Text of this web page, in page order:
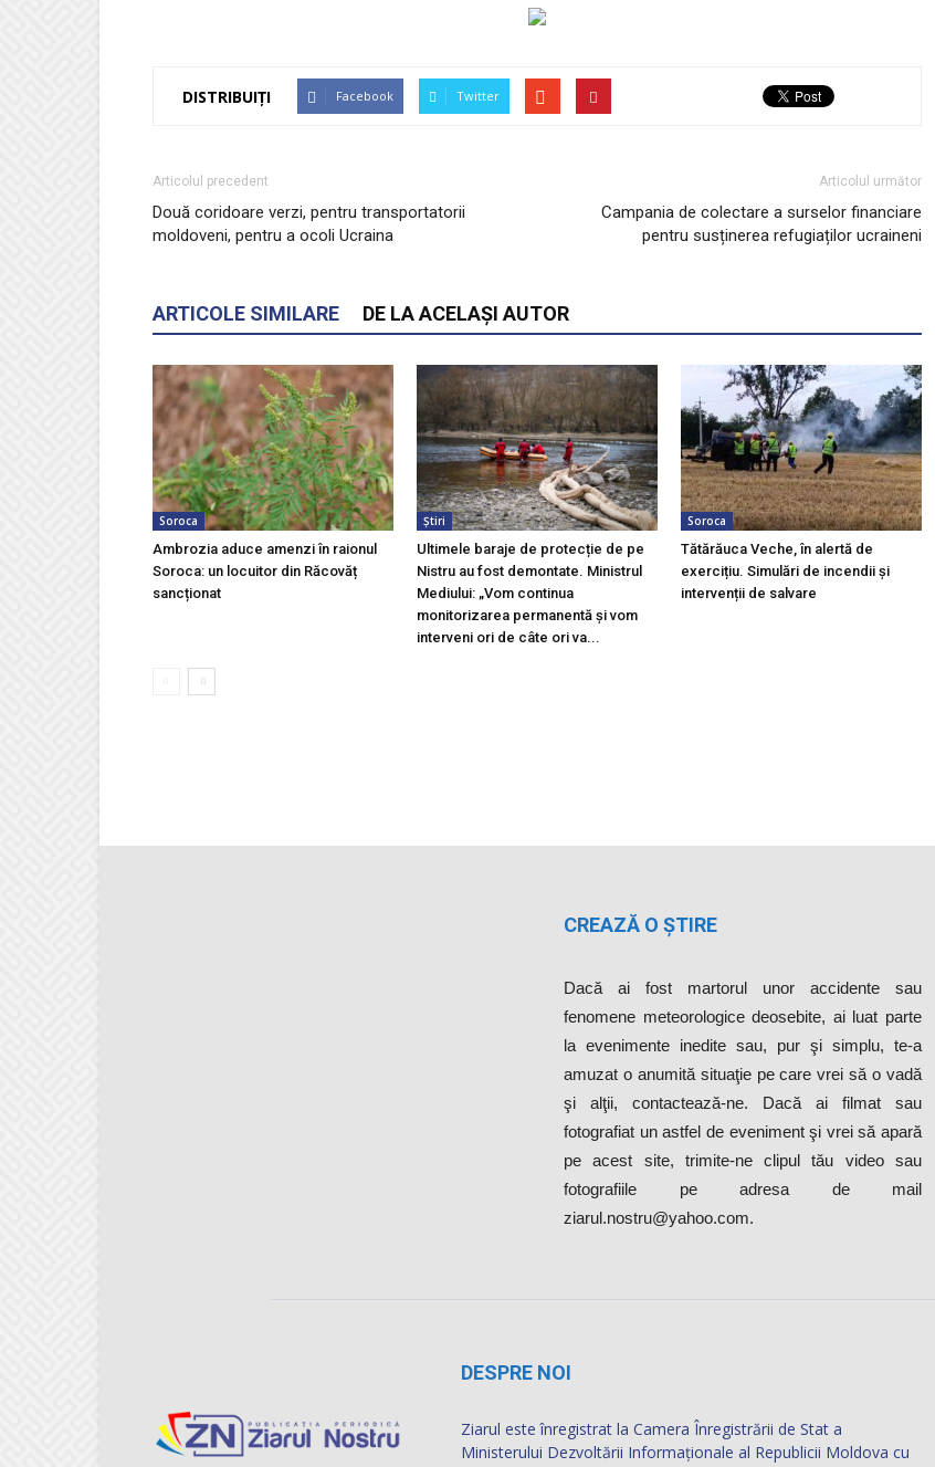
DISTRIBUIȚI Facebook Twitter
Articolul precedent
Două coridoare verzi, pentru transportatorii
moldoveni, pentru a ocoli Ucraina
Articolul următor
Campania de colectare a surselor financiare
pentru susținerea refugiaților ucraineni
ARTICOLE SIMILARE DE LA ACELAȘI AUTOR
Soroca
Ambrozia aduce amenzi în raionul
Soroca: un locuitor din Răcovăț
sancționat
Știri
Ultimele baraje de protecție de pe
Nistru au fost demontate. Ministrul
Mediului: „Vom continua
monitorizarea permanentă și vom
interveni ori de câte ori va...
Soroca
Tătărăuca Veche, în alertă de
exercițiu. Simulări de incendii și
intervenții de salvare
CREAZĂ O ȘTIRE
Dacă ai fost martorul unor accidente sau
fenomene meteorologice deosebite, ai luat parte
la evenimente inedite sau, pur şi simplu, te-a
amuzat o anumită situaţie pe care vrei să o vadă
şi alţii, contactează-ne. Dacă ai filmat sau
fotografiat un astfel de eveniment şi vrei să apară
pe acest site, trimite-ne clipul tău video sau
fotografiile pe adresa de mail
ziarul.nostru@yahoo.com.
DESPRE NOI
Ziarul este înregistrat la Camera Înregistrării de Stat a
Ministerului Dezvoltării Informaţionale al Republicii Moldova cu